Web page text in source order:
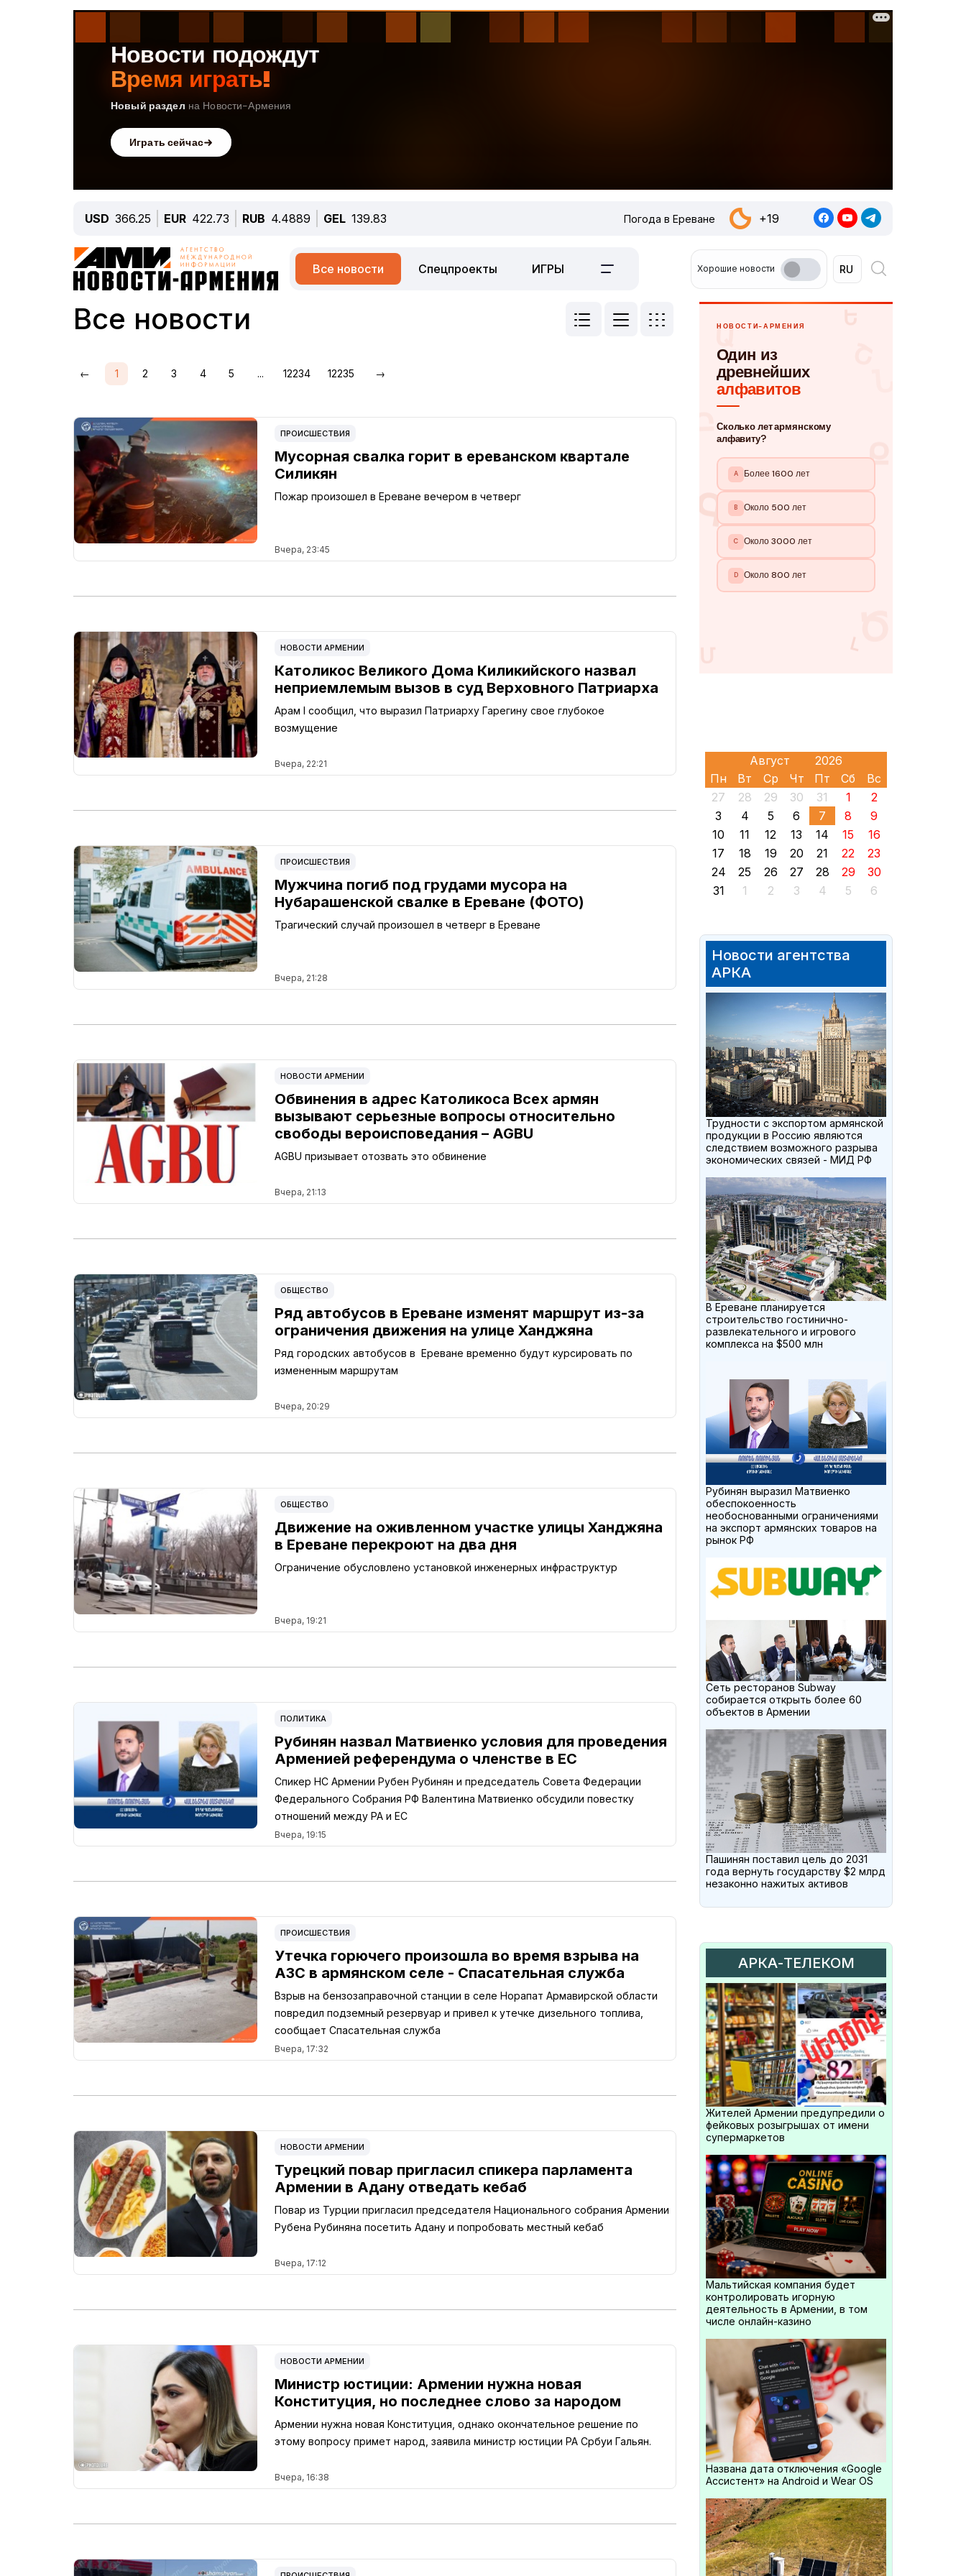
USD 366.25 EUR 422.73 RUB 4.4889 GEL 139.83 Погода в Ереване +19
Все новости Спецпроекты ИГРЫ Хорошие новости
Все новости
← 1 2 3 4 5 ... 12234 12235 →
ПРОИСШЕСТВИЯ
Мусорная свалка горит в ереванском квартале
Силикян
Пожар произошел в Ереване вечером в четверг
Вчера, 23:45
НОВОСТИ АРМЕНИИ
Католикос Великого Дома Киликийского назвал
неприемлемым вызов в суд Верховного Патриарха
Арам I сообщил, что выразил Патриарху Гарегину свое глубокое
возмущение
Вчера, 22:21
ПРОИСШЕСТВИЯ
Мужчина погиб под грудами мусора на
Нубарашенской свалке в Ереване (ФОТО)
Трагический случай произошел в четверг в Ереване
Вчера, 21:28
НОВОСТИ АРМЕНИИ
Обвинения в адрес Католикоса Всех армян
вызывают серьезные вопросы относительно
свободы вероисповедания – AGBU
AGBU призывает отозвать это обвинение
Вчера, 21:13
ОБЩЕСТВО
Ряд автобусов в Ереване изменят маршрут из-за
ограничения движения на улице Ханджяна
Ряд городских автобусов в Ереване временно будут курсировать по
измененным маршрутам
Вчера, 20:29
ОБЩЕСТВО
Движение на оживленном участке улицы Ханджяна
в Ереване перекроют на два дня
Ограничение обусловлено установкой инженерных инфраструктур
Вчера, 19:21
ПОЛИТИКА
Рубинян назвал Матвиенко условия для проведения
Арменией референдума о членстве в ЕС
Спикер НС Армении Рубен Рубинян и председатель Совета Федерации
Федерального Собрания РФ Валентина Матвиенко обсудили повестку
отношений между РА и ЕС
Вчера, 19:15
ПРОИСШЕСТВИЯ
Утечка горючего произошла во время взрыва на
АЗС в армянском селе - Спасательная служба
Взрыв на бензозаправочной станции в селе Норапат Армавирской области
повредил подземный резервуар и привел к утечке дизельного топлива,
сообщает Спасательная служба
Вчера, 17:32
НОВОСТИ АРМЕНИИ
Турецкий повар пригласил спикера парламента
Армении в Адану отведать кебаб
Повар из Турции пригласил председателя Национального собрания Армении
Рубена Рубиняна посетить Адану и попробовать местный кебаб
Вчера, 17:12
НОВОСТИ АРМЕНИИ
Министр юстиции: Армении нужна новая
Конституция, но последнее слово за народом
Армении нужна новая Конституция, однако окончательное решение по
этому вопросу примет народ, заявила министр юстиции РА Србуи Гальян.
Вчера, 16:38
Пн Вт Ср Чт Пт Сб
Вс
27
28 29 30 31 1
2
3
4 5 6 7 8
9
10
11 12 13 14 15
16
17
18 19 20 21 22
23
24
25 26 27 28 29
30
31
1 2 3 4 5 6
Новости агентства
АРКА
Трудности с экспортом армянской
продукции в Россию являются
следствием возможного разрыва
экономических связей - МИД РФ
В Ереване планируется
строительство гостинично-
развлекательного и игрового
комплекса на $500 млн
Рубинян выразил Матвиенко
обеспокоенность
необоснованными ограничениями
на экспорт армянских товаров на
рынок РФ
Сеть ресторанов Subway
собирается открыть более 60
объектов в Армении
Пашинян поставил цель до 2031
года вернуть государству $2 млрд
незаконно нажитых активов
АРКА-ТЕЛЕКОМ
Жителей Армении предупредили о
фейковых розыгрышах от имени
супермаркетов
Мальтийская компания будет
контролировать игорную
деятельность в Армении, в том
числе онлайн-казино
Названа дата отключения «Google
Ассистент» на Android и Wear OS